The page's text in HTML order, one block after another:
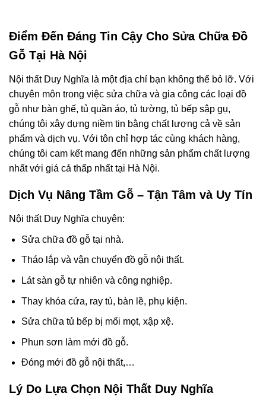
Điểm Đến Đáng Tin Cậy Cho Sửa Chữa Đồ
Gỗ Tại Hà Nội
Nội thất Duy Nghĩa là một địa chỉ bạn không thể bỏ lỡ. Với
chuyên môn trong việc sửa chữa và gia công các loại đồ
gỗ như bàn ghế, tủ quần áo, tủ tường, tủ bếp sập gụ,
chúng tôi xây dựng niềm tin bằng chất lượng cả về sản
phẩm và dịch vụ. Với tôn chỉ hợp tác cùng khách hàng,
chúng tôi cam kết mang đến những sản phẩm chất lượng
nhất với giá cả thấp nhất tại Hà Nội.
Dịch Vụ Nâng Tầm Gỗ – Tận Tâm và Uy Tín
Nội thất Duy Nghĩa chuyên:
Sửa chữa đồ gỗ tại nhà.
Tháo lắp và vận chuyển đồ gỗ nội thất.
Lát sàn gỗ tự nhiên và công nghiệp.
Thay khóa cửa, ray tủ, bàn lề, phụ kiện.
Sửa chữa tủ bếp bị mối mọt, xập xệ.
Phun sơn làm mới đồ gỗ.
Đóng mới đồ gỗ nội thất,…
Lý Do Lựa Chọn Nội Thất Duy Nghĩa